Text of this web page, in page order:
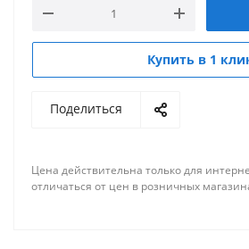
Купить в 1
Поделиться
Цена действительна только для
отличаться от цен в розничных